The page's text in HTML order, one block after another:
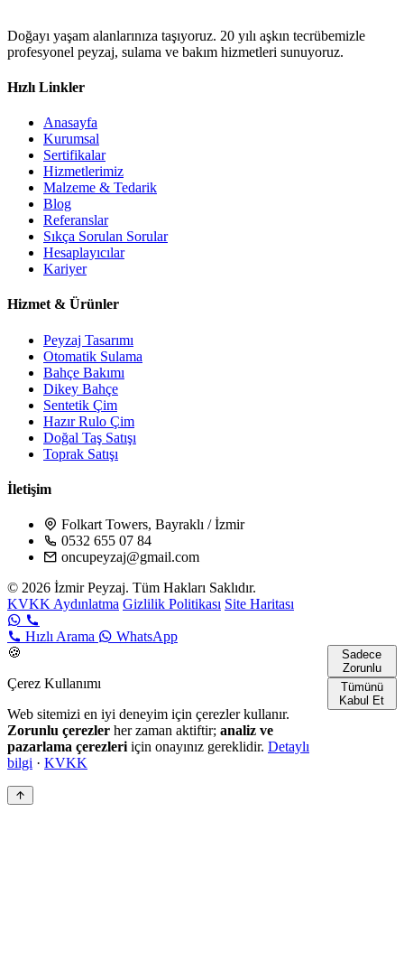
Doğayı yaşam alanlarınıza taşıyoruz. 20 yılı aşkın tecrübemizle
profesyonel peyzaj, sulama ve bakım hizmetleri sunuyoruz.
Hızlı Linkler
Anasayfa
Kurumsal
Sertifikalar
Hizmetlerimiz
Malzeme & Tedarik
Blog
Referanslar
Sıkça Sorulan Sorular
Hesaplayıcılar
Kariyer
Hizmet & Ürünler
Peyzaj Tasarımı
Otomatik Sulama
Bahçe Bakımı
Dikey Bahçe
Sentetik Çim
Hazır Rulo Çim
Doğal Taş Satışı
Toprak Satışı
İletişim
Folkart Towers, Bayraklı / İzmir
0532 655 07 84
oncupeyzaj@gmail.com
© 2026 İzmir Peyzaj. Tüm Hakları Saklıdır.
KVKK Aydınlatma Gizlilik Politikası Site Haritası
Hızlı Arama
WhatsApp
🍪
Çerez Kullanımı
Web sitemizi en iyi deneyim için çerezler kullanır.
Zorunlu çerezler her zaman aktiftir; analiz ve
pazarlama çerezleri için onayınız gereklidir. Detaylı
bilgi · KVKK
Sadece
Zorunlu
Tümünü
Kabul Et